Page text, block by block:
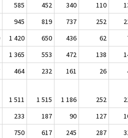
585 452 340 110
945 819 737 252
1 420 650 436 62
1 365 553 472 138
464 232 161 26
1 511 1 515 1 186 252
233 187 90 127
750 617 245 287